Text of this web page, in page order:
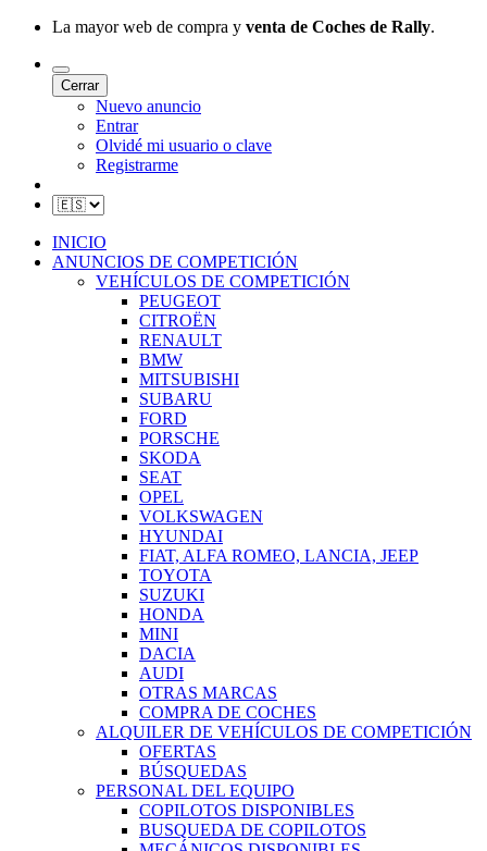
La mayor web de compra y venta de Coches de Rally.
Cerrar
Nuevo anuncio
Entrar
Olvidé mi usuario o clave
Registrarme
INICIO
ANUNCIOS DE COMPETICIÓN
VEHÍCULOS DE COMPETICIÓN
PEUGEOT
CITROËN
RENAULT
BMW
MITSUBISHI
SUBARU
FORD
PORSCHE
SKODA
SEAT
OPEL
VOLKSWAGEN
HYUNDAI
FIAT, ALFA ROMEO, LANCIA, JEEP
TOYOTA
SUZUKI
HONDA
MINI
DACIA
AUDI
OTRAS MARCAS
COMPRA DE COCHES
ALQUILER DE VEHÍCULOS DE COMPETICIÓN
OFERTAS
BÚSQUEDAS
PERSONAL DEL EQUIPO
COPILOTOS DISPONIBLES
BUSQUEDA DE COPILOTOS